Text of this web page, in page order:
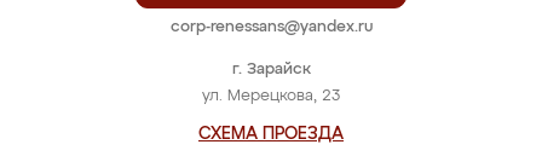
г. Зарайск
ул. Мерецкова, 23
СХЕМА ПРОЕЗДА
corp-renessans@yandex.ru